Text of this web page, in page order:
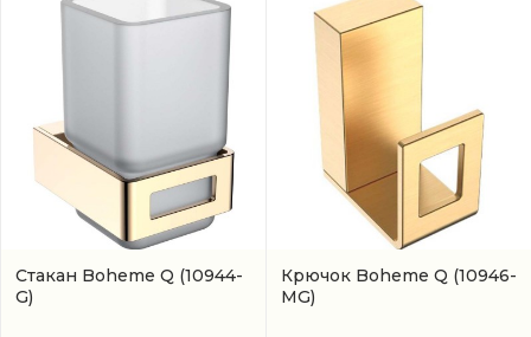
Стакан Boheme Q (10944-
G)
Крючок Boheme Q (10946-
MG)